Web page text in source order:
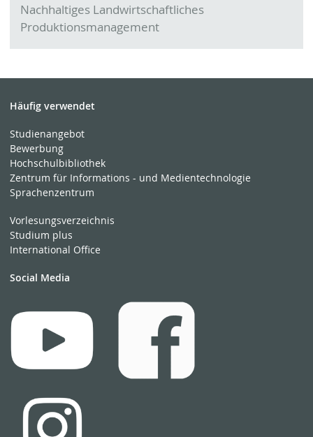
Nachhaltiges Landwirtschaftliches
Produktionsmanagement
Häufig verwendet
Studienangebot
Bewerbung
Hochschulbibliothek
Zentrum für Informations - und Medientechnologie
Sprachenzentrum
Vorlesungsverzeichnis
Studium plus
International Office
Social Media